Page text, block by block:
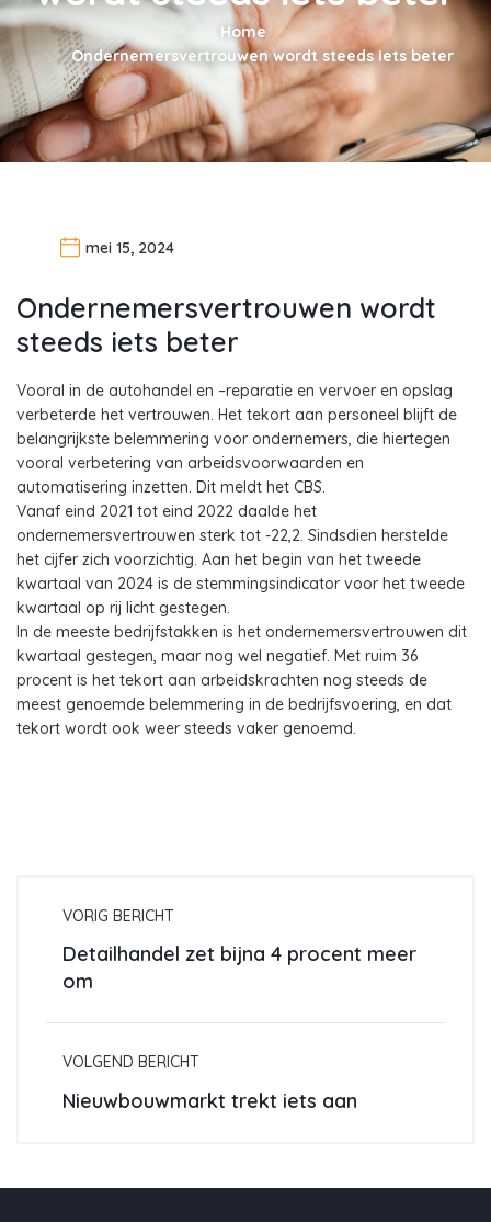
Home
Ondernemersvertrouwen wordt steeds iets beter
mei 15, 2024
Ondernemersvertrouwen wordt
steeds iets beter
Vooral in de autohandel en –reparatie en vervoer en opslag
verbeterde het vertrouwen. Het tekort aan personeel blijft de
belangrijkste belemmering voor ondernemers, die hiertegen
vooral verbetering van arbeidsvoorwaarden en
automatisering inzetten. Dit meldt het CBS.
Vanaf eind 2021 tot eind 2022 daalde het
ondernemersvertrouwen sterk tot -22,2. Sindsdien herstelde
het cijfer zich voorzichtig. Aan het begin van het tweede
kwartaal van 2024 is de stemmingsindicator voor het tweede
kwartaal op rij licht gestegen.
In de meeste bedrijfstakken is het ondernemersvertrouwen dit
kwartaal gestegen, maar nog wel negatief. Met ruim 36
procent is het tekort aan arbeidskrachten nog steeds de
meest genoemde belemmering in de bedrijfsvoering, en dat
tekort wordt ook weer steeds vaker genoemd.
VORIG BERICHT
Detailhandel zet bijna 4 procent meer
om
VOLGEND BERICHT
Nieuwbouwmarkt trekt iets aan